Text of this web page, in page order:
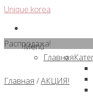
Skip
content
Unique korea
Menu
Главная
Распродажа!
Главная /АКЦИЯ!